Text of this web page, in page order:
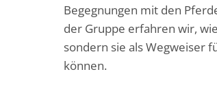
Begegnungen mit den
der Gruppe erfahren wir,
sondern sie als Wegweiser
können.